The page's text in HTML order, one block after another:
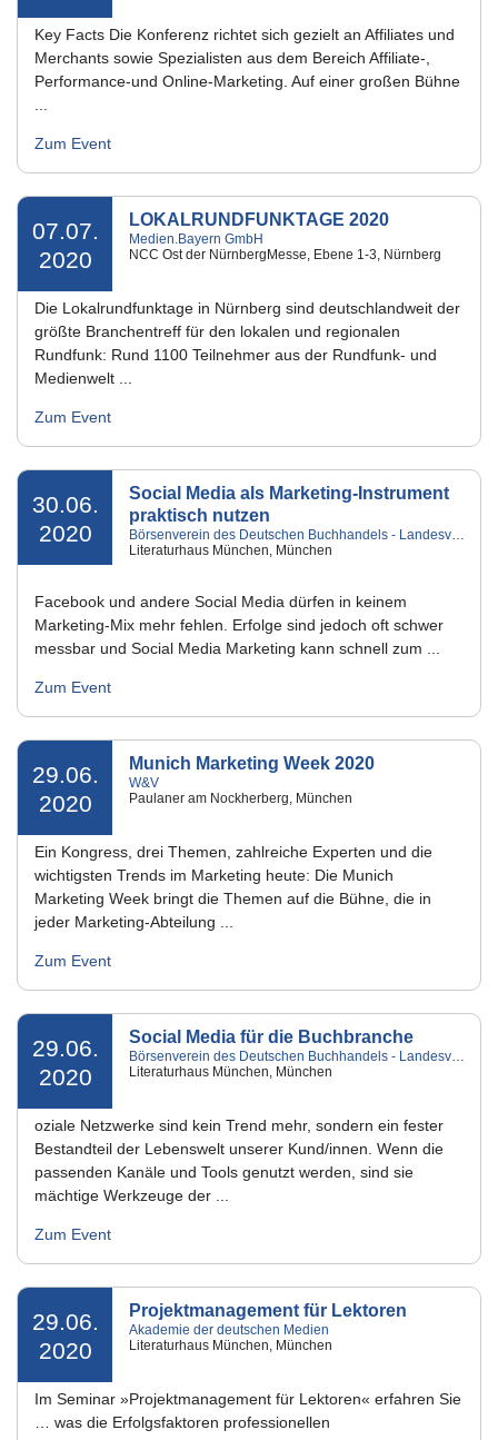
Key Facts Die Konferenz richtet sich gezielt an Affiliates und
Merchants sowie Spezialisten aus dem Bereich Affiliate-,
Performance-und Online-Marketing. Auf einer großen Bühne
Zum Event
07.07.
2020
LOKALRUNDFUNKTAGE 2020
Medien.Bayern GmbH
NCC Ost der NürnbergMesse, Ebene 1-3, Nürnberg
Die Lokalrundfunktage in Nürnberg sind deutschlandweit der
größte Branchentreff für den lokalen und regionalen
Rundfunk: Rund 1100 Teilnehmer aus der Rundfunk- und
Medienwelt ...
Zum Event
30.06.
2020
Social Media als Marketing-Instrument
praktisch nutzen
Börsenverein des Deutschen Buchhandels - Landesverband Bayern e.V.
Literaturhaus München, München
Facebook und andere Social Media dürfen in keinem
Marketing-Mix mehr fehlen. Erfolge sind jedoch oft schwer
messbar und Social Media Marketing kann schnell zum ...
Zum Event
29.06.
2020
Munich Marketing Week 2020
W&V
Paulaner am Nockherberg, München
Ein Kongress, drei Themen, zahlreiche Experten und die
wichtigsten Trends im Marketing heute: Die Munich
Marketing Week bringt die Themen auf die Bühne, die in
jeder Marketing-Abteilung ...
Zum Event
29.06.
2020
Social Media für die Buchbranche
Börsenverein des Deutschen Buchhandels - Landesverband Bayern e.V.
Literaturhaus München, München
oziale Netzwerke sind kein Trend mehr, sondern ein fester
Bestandteil der Lebenswelt unserer Kund/innen. Wenn die
passenden Kanäle und Tools genutzt werden, sind sie
mächtige Werkzeuge der ...
Zum Event
29.06.
2020
Projektmanagement für Lektoren
Akademie der deutschen Medien
Literaturhaus München, München
Im Seminar »Projektmanagement für Lektoren« erfahren Sie
… was die Erfolgsfaktoren professionellen